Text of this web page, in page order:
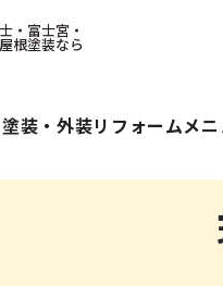
・富士宮・
根塗装なら
塗装・外装リフォームメニ